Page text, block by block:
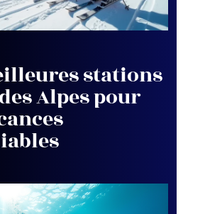
stations
Alpes pour